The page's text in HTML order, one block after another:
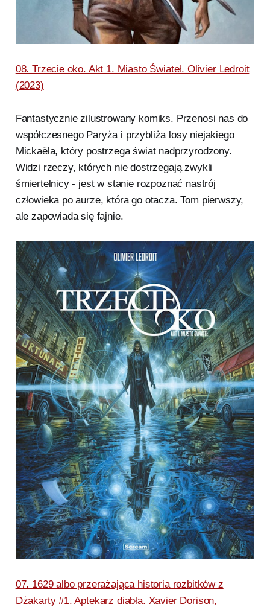
08. Trzecie oko. Akt 1. Miasto Świateł. Olivier Ledroit
(2023)
Fantastycznie zilustrowany komiks. Przenosi nas do
współczesnego Paryża i przybliża losy niejakiego
Mickaëla, który postrzega świat nadprzyrodzony.
Widzi rzeczy, których nie dostrzegają zwykli
śmiertelnicy - jest w stanie rozpoznać nastrój
człowieka po aurze, która go otacza. Tom pierwszy,
ale zapowiada się fajnie.
07. 1629 albo przerażająca historia rozbitków z
Dżakarty #1. Aptekarz diabła. Xavier Dorison,